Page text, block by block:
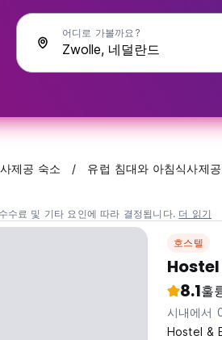
어디로 가볼까요?
제공 숙소 유럽 침대와 아침식사제
수료 및 기타 요인에 따라 결정됩니다. 더 읽기
호스텔
8.1훌
시내에서
Hostel &